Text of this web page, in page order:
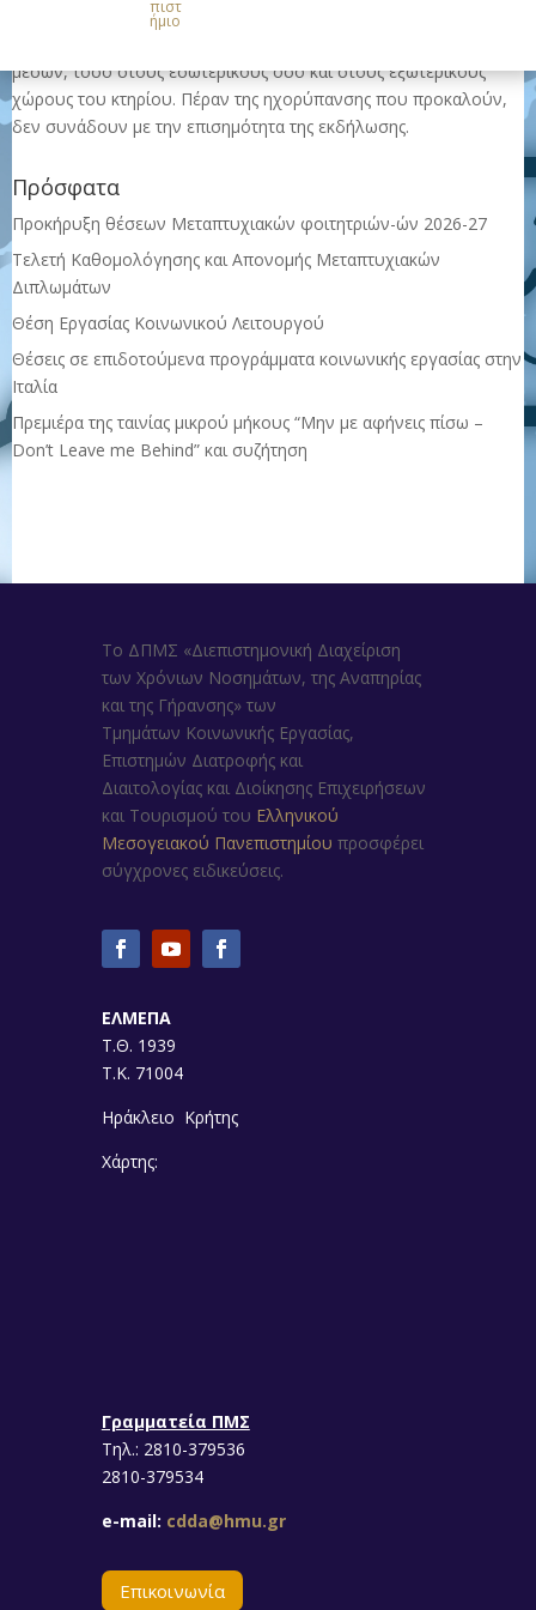
πιστ
ήμιο
δεν επιτρέπεται
μέσων, τόσο στους εσωτερικούς όσο και στους εξωτερικούς
χώρους του κτηρίου. Πέραν της ηχορύπανσης που προκαλούν,
δεν συνάδουν με την επισημότητα της εκδήλωσης.
Πρόσφατα
Προκήρυξη θέσεων Μεταπτυχιακών φοιτητριών-ών 2026-27
Τελετή Καθομολόγησης και Απονομής Μεταπτυχιακών
Διπλωμάτων
Θέση Εργασίας Κοινωνικού Λειτουργού
Θέσεις σε επιδοτούμενα προγράμματα κοινωνικής εργασίας στην
Ιταλία
Πρεμιέρα της ταινίας μικρού μήκους “Μην με αφήνεις πίσω –
Don’t Leave me Behind” και συζήτηση
Το ΔΠΜΣ «Διεπιστημονική Διαχείριση
των Χρόνιων Νοσημάτων, της Αναπηρίας
και της Γήρανσης» των
Τμημάτων Κοινωνικής Εργασίας,
Επιστημών Διατροφής και
ΔιαιτολογίαςκαιΔιοίκησης Επιχειρήσεων
και Τουρισμού του Ελληνικού
Μεσογειακού Πανεπιστημίου προσφέρει
σύγχρονες ειδικεύσεις.
ΕΛΜΕΠΑ
Τ.Θ. 1939
Τ.Κ. 71004
Ηράκλειο Κρήτης
Χάρτης:
Γραμματεία ΠΜΣ
Τηλ.: 2810-379536
2810-379534
e-mail: cdda@hmu.gr
Επικοινωνία